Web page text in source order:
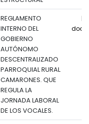
REGLAMENTO
INTERNO DEL
GOBIERNO
AUTÓNOMO
DESCENTRALIZADO
PARROQUIAL RURAL
CAMARONES. QUE
REGULA LA
JORNADA LABORAL
DE LOS VOCALES.